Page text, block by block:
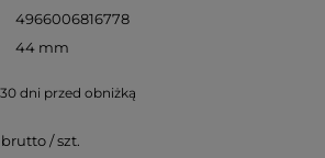
4966006816778
44 mm
dni przed obniżką
brutto/szt.